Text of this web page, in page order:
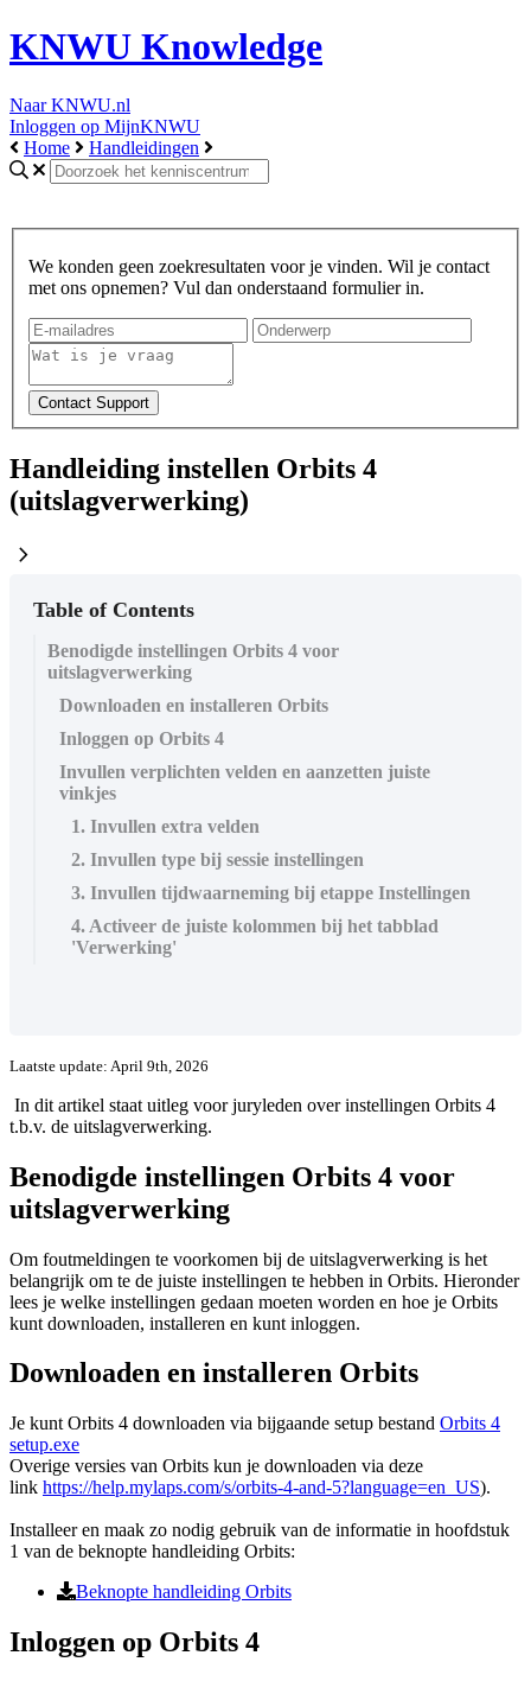
KNWU Knowledge
Naar KNWU.nl
Inloggen op MijnKNWU
Home
Handleidingen
We konden geen zoekresultaten voor je vinden. Wil je contact
met ons opnemen? Vul dan onderstaand formulier in.
Handleiding instellen Orbits 4
(uitslagverwerking)
chevron_right
Table of Contents
Benodigde instellingen Orbits 4 voor
uitslagverwerking
Downloaden en installeren Orbits
Inloggen op Orbits 4
Invullen verplichten velden en aanzetten juiste
vinkjes
1. Invullen extra velden
2. Invullen type bij sessie instellingen
3. Invullen tijdwaarneming bij etappe Instellingen
4. Activeer de juiste kolommen bij het tabblad
'Verwerking'
Laatste update: April 9th, 2026
In dit artikel staat uitleg voor juryleden over instellingen Orbits 4
t.b.v. de uitslagverwerking.
Benodigde instellingen Orbits 4 voor
uitslagverwerking
Om foutmeldingen te voorkomen bij de uitslagverwerking is het
belangrijk om te de juiste instellingen te hebben in Orbits. Hieronder
lees je welke instellingen gedaan moeten worden en hoe je Orbits
kunt downloaden, installeren en kunt inloggen.
Downloaden en installeren Orbits
Je kunt Orbits 4 downloaden via bijgaande setup bestand Orbits 4
setup.exe
Overige versies van Orbits kun je downloaden via deze
link https://help.mylaps.com/s/orbits-4-and-5?language=en_US).
Installeer en maak zo nodig gebruik van de informatie in hoofdstuk
1 van de beknopte handleiding Orbits:
Beknopte handleiding Orbits
Inloggen op Orbits 4